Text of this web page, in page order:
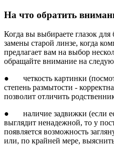
На что обратить
Когда вы выбираете глазок
замены старой линзе, когда
предлагает вам на выбор
обращайте внимание на
● четкость картинки
степень размытости -
позволит отличить
● наличие задвижки (если ее
выглядит ненадежной, то у
появляется возможность
или, по крайней мере,